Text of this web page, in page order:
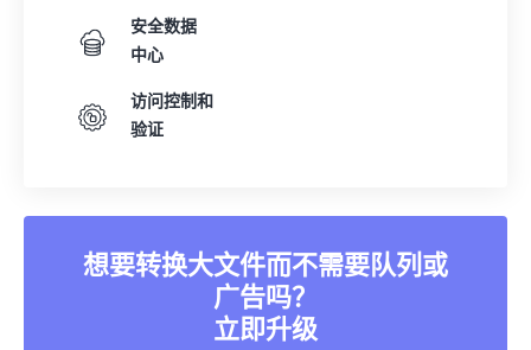
安全数据
中心
访问控制和
验证
想要转换大文件而不需要队列或
广告吗？
立即升级